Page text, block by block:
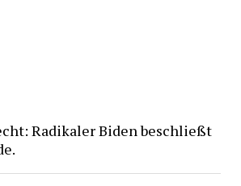
Radikaler Biden beschließt